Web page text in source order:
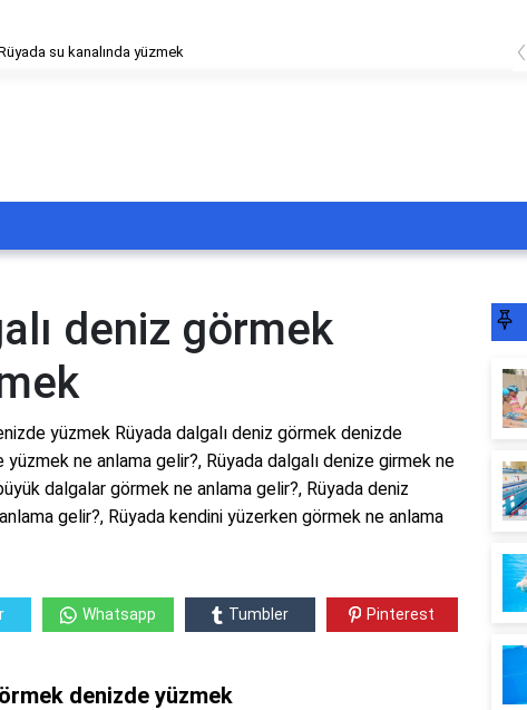
su kanalında yüzmek ‹
deniz görmek
yüzmek Rüyada dalgalı deniz görmek denizde
yüzmek ne anlama gelir?, Rüyada dalgalı denize girmek ne
dalgalar görmek ne anlama gelir?, Rüyada deniz
gelir?, Rüyada kendini yüzerken görmek ne anlama
Whatsapp Tumbler Pinterest
denizde yüzmek